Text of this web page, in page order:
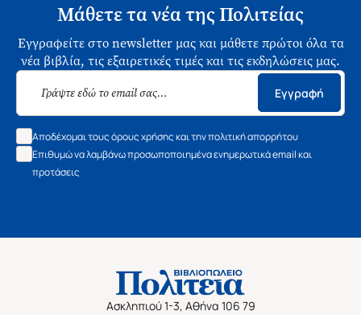
Μάθετε τα νέα της Πολιτείας
Εγγραφείτε στο newsletter μας και μάθετε πρώτοι όλα τα
νέα βιβλία, τις εξαιρετικές τιμές και τις εκδηλώσεις μας.
Εγγραφή
Αποδέχομαι τους όρους χρήσης και την πολιτική απορρήτου
Επιθυμώ να λαμβάνω προσωποποιημένα ενημερωτικά email και
προτάσεις
Ασκληπιού 1-3, Αθήνα 106 79